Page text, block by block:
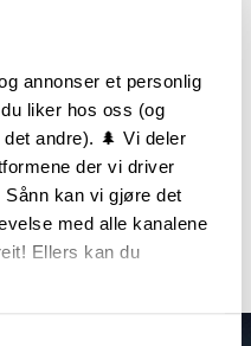
annonser et personlig
liker hos oss (og
andre). 🌲 Vi deler
der vi driver
kan vi gjøre det
med alle kanalene
Ellers kan du